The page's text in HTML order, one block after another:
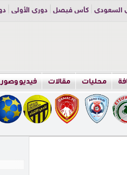
السعودي كأس فيصل دوري الأولى
محليات مقالات فيديو وصور